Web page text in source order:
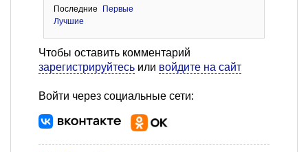
Последние
Первые
Лучшие
Чтобы оставить комментарий
зарегистрируйтесь или войдите на сайт
Войти через социальные сети: